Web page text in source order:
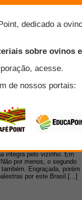
Silagem de Milho, vale a
negar que os híbridos de
em termos de
clima e solo. É
se em maior receita
de Zootecnia
para todas?
o vizinho arou a terra
propriedade o copiou e fez
soltou os animais para
integra pelo vizinho. Em
por menos, o segundo
Engraçada, porém
por este Brasil.[...]